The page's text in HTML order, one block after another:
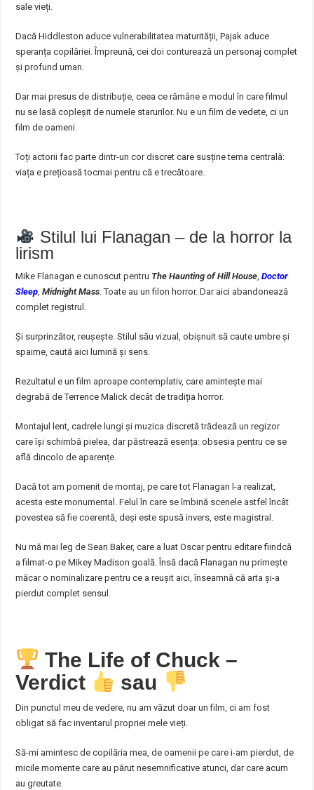
sale vieți.
Dacă Hiddleston aduce vulnerabilitatea maturității, Pajak aduce
speranța copilăriei. Împreună, cei doi conturează un personaj complet
și profund uman.
Dar mai presus de distribuție, ceea ce rămâne e modul în care filmul
nu se lasă copleșit de numele starurilor. Nu e un film de vedete, ci un
film de oameni.
Toți actorii fac parte dintr-un cor discret care susține tema centrală:
viața e prețioasă tocmai pentru că e trecătoare.
Stilul lui Flanagan – de la horror la
lirism
Mike Flanagan e cunoscut pentru The Haunting of Hill House,Doctor
Sleep,Midnight Mass. Toate au un filon horror. Dar aici abandonează
complet registrul.
Și surprinzător, reușește. Stilul său vizual, obișnuit să caute umbre și
spaime, caută aici lumină și sens.
Rezultatul e un film aproape contemplativ, care amintește mai
degrabă de Terrence Malick decât de tradiția horror.
Montajul lent, cadrele lungi și muzica discretă trădează un regizor
care își schimbă pielea, dar păstrează esența: obsesia pentru ce se
află dincolo de aparențe.
Dacă tot am pomenit de montaj, pe care tot Flanagan l-a realizat,
acesta este monumental. Felul în care se îmbină scenele astfel încât
povestea să fie coerentă, deși este spusă invers, este magistral.
Nu mă mai leg de Sean Baker, care a luat Oscar pentru editare fiindcă
a filmat-o pe Mikey Madison goală. Însă dacă Flanagan nu primește
măcar o nominalizare pentru ce a reușit aici, înseamnă că arta și-a
pierdut complet sensul.
The Life of Chuck –
Verdict
sau
Din punctul meu de vedere, nu am văzut doar un film, ci am fost
obligat să fac inventarul propriei mele vieți.
Să-mi amintesc de copilăria mea, de oamenii pe care i-am pierdut, de
micile momente care au părut nesemnificative atunci, dar care acum
au greutate.